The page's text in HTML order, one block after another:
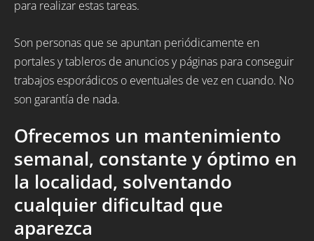
para realizar estas tareas.
Son personas que se apuntan periódicamente en
portales y tableros de anuncios y páginas para conseguir
trabajos esporádicos o eventuales de vez en cuando. No
son garantía de nada.
Ofrecemos un mantenimiento
semanal, constante y óptimo en
la localidad, solventando
cualquier dificultad que
aparezca